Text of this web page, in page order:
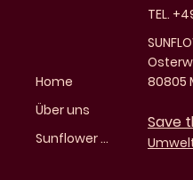
Home
Über uns
Sunflower Partners
TEL.
80805
Save